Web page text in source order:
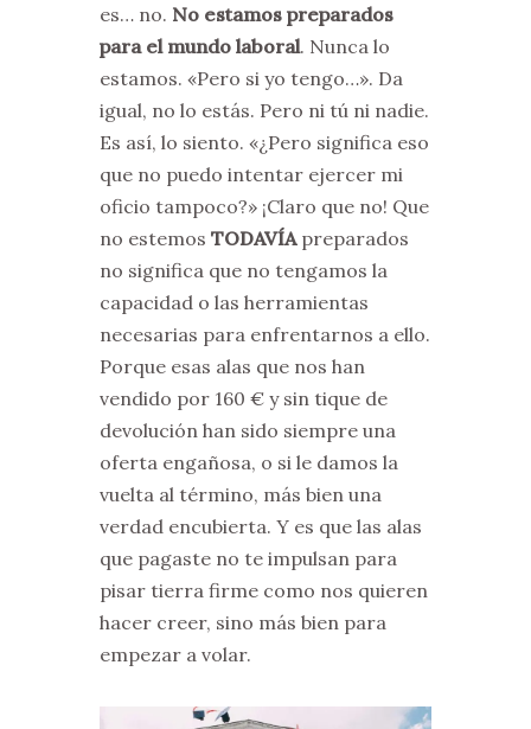
es… no. No estamos preparados
para el mundo laboral. Nunca lo
estamos. «Pero si yo tengo…». Da
igual, no lo estás. Pero ni tú ni nadie.
Es así, lo siento. «¿Pero significa eso
que no puedo intentar ejercer mi
oficio tampoco?» ¡Claro que no! Que
no estemos TODAVÍA preparados
no significa que no tengamos la
capacidad o las herramientas
necesarias para enfrentarnos a ello.
Porque esas alas que nos han
vendido por 160 € y sin tique de
devolución han sido siempre una
oferta engañosa, o si le damos la
vuelta al término, más bien una
verdad encubierta. Y es que las alas
que pagaste no te impulsan para
pisar tierra firme como nos quieren
hacer creer, sino más bien para
empezar a volar.